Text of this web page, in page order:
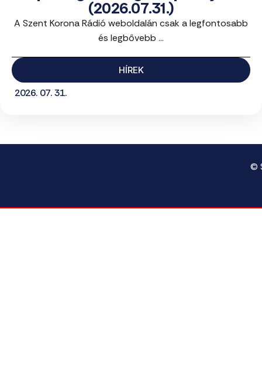
(2026.07.31.)
A Szent Korona Rádió weboldalán csak a legfontosabb
és legbővebb ...
HÍREK
2026. 07. 31.
©